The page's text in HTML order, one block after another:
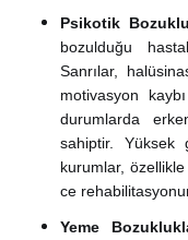
Psikotik
bozulduğu
Sanrılar,
motivasyon
durumlarda
sahiptir. Yüksek
kurumlar,
ce
Yeme